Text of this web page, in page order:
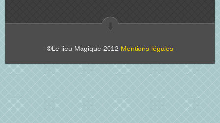
©Le lieu Magique 2012 Mentions légales